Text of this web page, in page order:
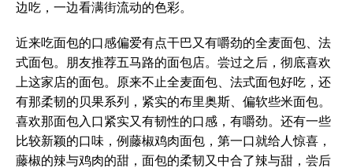
边吃，一边看满街流动的色彩。
近来吃面包的口感偏爱有点干巴又有嚼劲的全麦面包、法
式面包。朋友推荐五马路的面包店。尝过之后，彻底喜欢
上这家店的面包。原来不止全麦面包、法式面包好吃，还
有那柔韧的贝果系列，紧实的布里奥斯、偏软些米面包。
喜欢那面包入口紧实又有韧性的口感，有嚼劲。还有一些
比较新颖的口味，例藤椒鸡肉面包，第一口就给人惊喜，
藤椒的辣与鸡肉的甜，面包的柔韧又中合了辣与甜，尝后